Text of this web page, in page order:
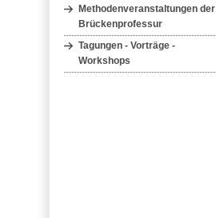
Methodenveranstaltungen der
Brückenprofessur
Tagungen - Vorträge -
Workshops